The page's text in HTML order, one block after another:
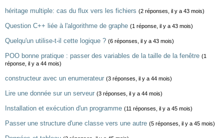
héritage multiple: cas du flux vers les fichiers (2 réponses, il y a 43 mois)
Question C++ liée à l'algorithme de graphe (1 réponse, il y a 43 mois)
Quelqu'un utilise-t-il cette logique ? (6 réponses, il y a 43 mois)
POO bonne pratique : passer des variables de la taille de la fenêtre (1
réponse, il y a 44 mois)
constructeur avec un enumerateur (3 réponses, il y a 44 mois)
Lire une donnée sur un serveur (3 réponses, il y a 44 mois)
Installation et exécution d'un programme (11 réponses, il y a 45 mois)
Passer une structure d'une classe vers une autre (5 réponses, il y a 45 mois)